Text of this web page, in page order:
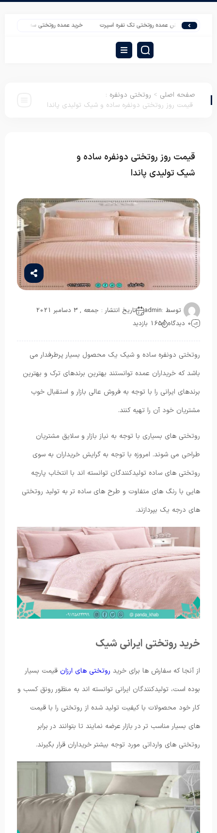
مرکز پخش عمده روتختی تک نفره اسپرت خرید عمده روتختی سه بعدی از تولیدی
صفحه اصلی > روتختی دونفره :
قیمت روز روتختی دونفره ساده و شیک تولیدی پاندا
قیمت روز روتختی دونفره ساده و
شیک تولیدی پاندا
توسط :admin
تاریخ انتشار : جمعه , 3 دسامبر 2021
0 دیدگاه
165 بازدید
روتختی دونفره ساده و شیک یک محصول بسیار پرطرفدار می
باشد که خریداران عمده توانستند بهترین برندهای ترک و بهترین
برندهای ایرانی را با توجه به فروش عالی بازار و استقبال خوب
مشتریان خود آن را تهیه کنند.
روتختی های بسیاری با توجه به نیاز بازار و سلایق مشتریان
طراحی می شوند. امروزه با توجه به گرایش خریداران به سوی
روتختی های ساده تولیدکنندگان توانسته‌ اند با انتخاب پارچه
هایی با رنگ های متفاوت و طرح های ساده تر به تولید روتختی
های درجه یک بپردازند.
خرید روتختی ایرانی شیک
از آنجا که سفارش ها برای خرید روتختی های ارزان قیمت بسیار
بوده است، تولیدکنندگان ایرانی توانسته اند به منظور رونق کسب و
کار خود محصولات با کیفیت تولید شده از روتختی را با قیمت
های بسیار مناسب تر در بازار عرضه نمایند تا بتوانند در برابر
روتختی های وارداتی مورد توجه بیشتر خریداران قرار بگیرند.